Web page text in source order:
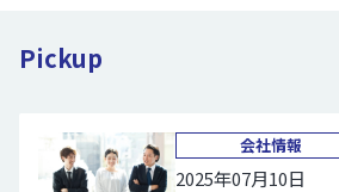
Pickup
会社情報
2025年07月10日